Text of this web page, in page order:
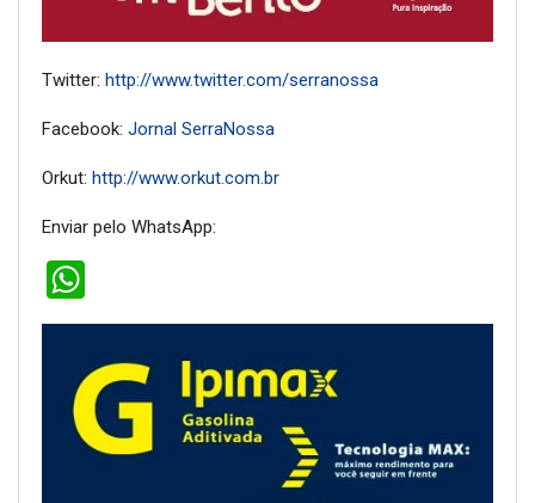
Twitter: http://www.twitter.com/serranossa
Facebook: Jornal SerraNossa
Orkut: http://www.orkut.com.br
Enviar pelo WhatsApp: